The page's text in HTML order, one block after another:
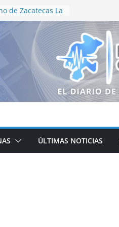
de Zacatecas La
Motociclismo
recorren el
en
en vida
Aguascalientes
en
zacatecano
de la cocina
DIF
ÚLTIMAS NOTICIAS